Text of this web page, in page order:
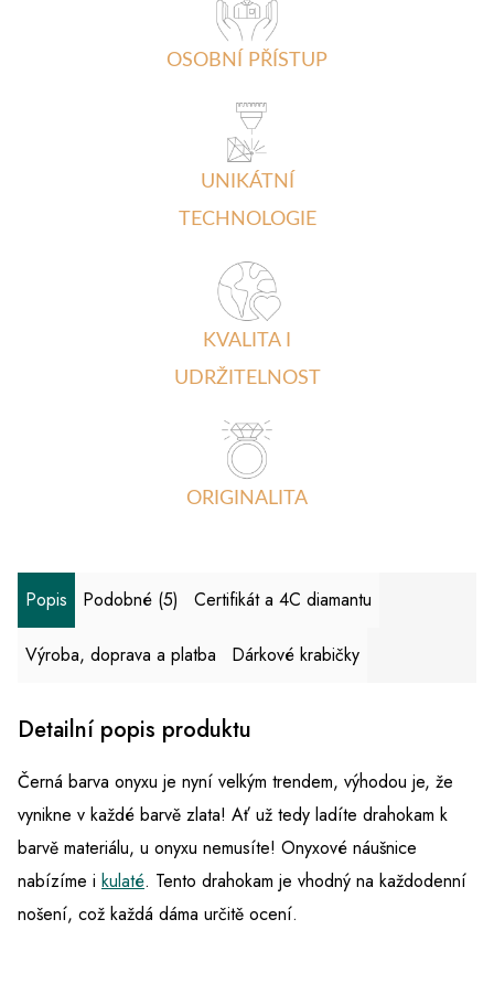
OSOBNÍ PŘÍSTUP
UNIKÁTNÍ
TECHNOLOGIE
KVALITA I
UDRŽITELNOST
ORIGINALITA
Popis Podobné (5) Certifikát a 4C diamantu
Výroba, doprava a platba Dárkové krabičky
Detailní popis produktu
Černá barva onyxu je nyní velkým trendem, výhodou je, že
vynikne v každé barvě zlata! Ať už tedy ladíte drahokam k
barvě materiálu, u onyxu nemusíte! Onyxové náušnice
nabízíme i kulaté. Tento drahokam je vhodný na každodenní
nošení, což každá dáma určitě ocení.